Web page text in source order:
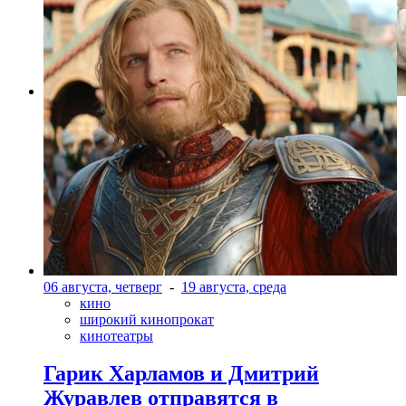
Фото: kinopoisk.ru
06 августа, четверг - 19 августа, среда
кино
широкий кинопрокат
кинотеатры
Гарик Харламов и Дмитрий
Журавлев отправятся в